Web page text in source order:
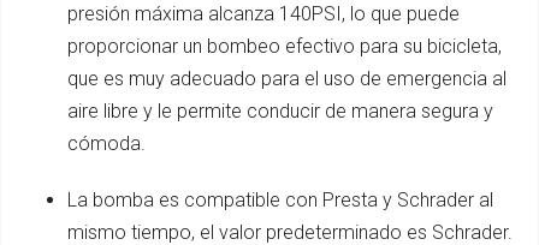
presión máxima alcanza 140PSI, lo que puede
proporcionar un bombeo efectivo para su bicicleta,
que es muy adecuado para el uso de emergencia al
aire libre y le permite conducir de manera segura y
cómoda.
La bomba es compatible con Presta y Schrader al
mismo tiempo, el valor predeterminado es Schrader.